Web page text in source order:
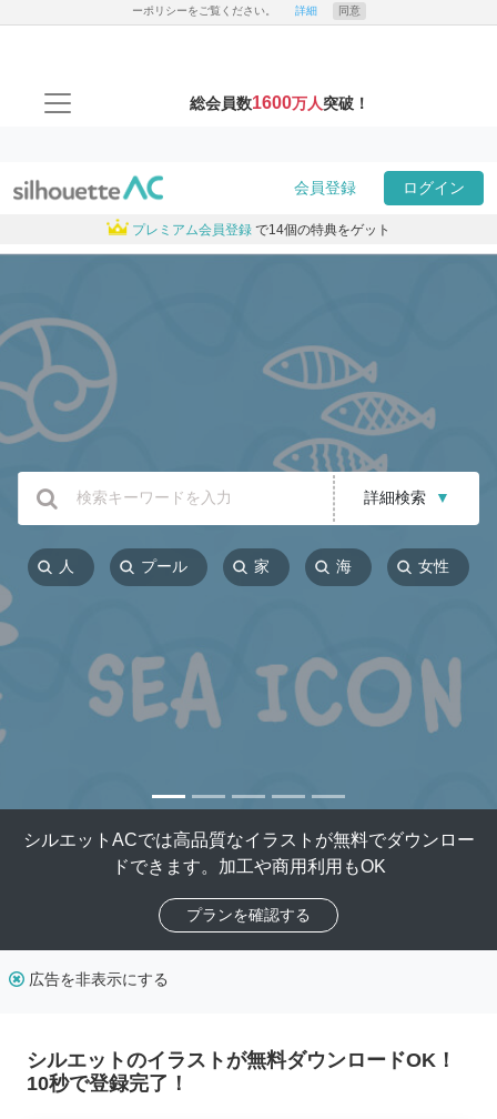
ーポリシーをご覧ください。 詳細 同意
総会員数1600万人突破！
会員登録 ログイン
プレミアム会員登録 で14個の特典をゲット
詳細検索 ▼
人 プール 家 海 女性
シルエットACでは高品質なイラストが無料でダウンロー
ドできます。加工や商用利用もOK
プランを確認する
広告を非表示にする
シルエットのイラストが無料ダウンロードOK！
10秒で登録完了！